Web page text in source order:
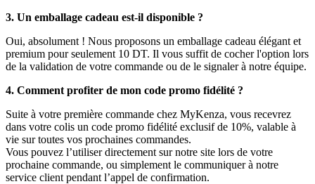
3. Un emballage cadeau est-il disponible ?
Oui, absolument ! Nous proposons un emballage cadeau élégant et
premium pour seulement 10 DT. Il vous suffit de cocher l'option lors
de la validation de votre commande ou de le signaler à notre équipe.
4. Comment profiter de mon code promo fidélité ?
Suite à votre première commande chez MyKenza, vous recevrez
dans votre colis un code promo fidélité exclusif de 10%, valable à
vie sur toutes vos prochaines commandes.
Vous pouvez l’utiliser directement sur notre site lors de votre
prochaine commande, ou simplement le communiquer à notre
service client pendant l’appel de confirmation.